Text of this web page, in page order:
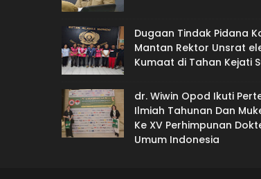
Dugaan Tindak Pidana
Mantan Rektor Unsrat
Kumaat di Tahan Kejati
dr. Wiwin Opod Ikuti
Ilmiah Tahunan Dan
Ke XV Perhimpunan
Umum Indonesia